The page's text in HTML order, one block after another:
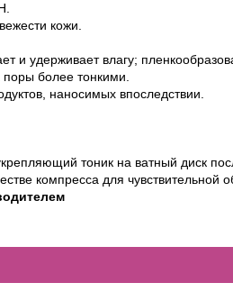
кожи.
и удерживает влагу;
более тонкими.
наносимых впоследствии.
тоник на ватный диск
компресса для чувствительной